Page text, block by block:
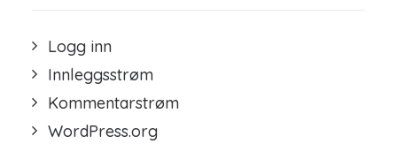
Logg inn
Innleggsstrøm
Kommentarstrøm
WordPress.org